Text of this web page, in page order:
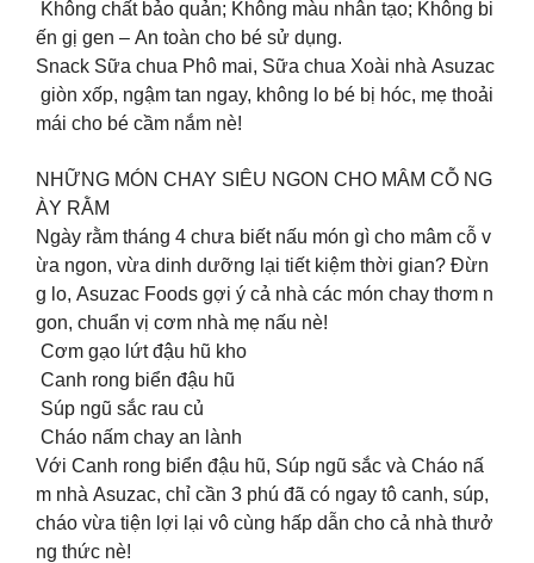
Không chất bảo quản; Không màu nhân tạo; Không bi
ến gị gen – An toàn cho bé sử dụng.
Snack Sữa chua Phô mai, Sữa chua Xoài nhà Asuzac
giòn xốp, ngậm tan ngay, không lo bé bị hóc, mẹ thoải
mái cho bé cầm nắm nè!
NHỮNG MÓN CHAY SIÊU NGON CHO MÂM CỖ NG
ÀY RẰM
Ngày rằm tháng 4 chưa biết nấu món gì cho mâm cỗ v
ừa ngon, vừa dinh dưỡng lại tiết kiệm thời gian? Đừn
g lo, Asuzac Foods gợi ý cả nhà các món chay thơm n
gon, chuẩn vị cơm nhà mẹ nấu nè!
Cơm gạo lứt đậu hũ kho
Canh rong biển đậu hũ
Súp ngũ sắc rau củ
Cháo nấm chay an lành
Với Canh rong biển đậu hũ, Súp ngũ sắc và Cháo nấ
m nhà Asuzac, chỉ cần 3 phú đã có ngay tô canh, súp,
cháo vừa tiện lợi lại vô cùng hấp dẫn cho cả nhà thưở
ng thức nè!